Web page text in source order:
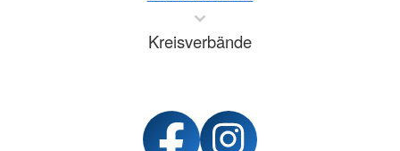
Kreisverbände